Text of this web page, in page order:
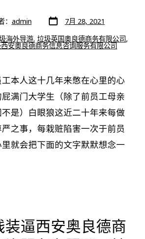
： admin 文
章
期
7月 28, 2021
海外导游, 垃圾英国奥良德商务有限公司,
安奥良德商务信息咨询服务有限公司
本人这十几年来憋在心里的心
满门大学生（除了前员工母亲
是）白眼狼这近二十年来每做
之事，每栽赃陷害一次于前员
就会把下面的文字默默想念一
装逼西安奥良德商